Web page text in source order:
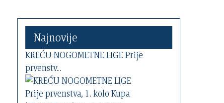
Najnovije
KREĆU NOGOMETNE LIGE Prije
prvenstv...